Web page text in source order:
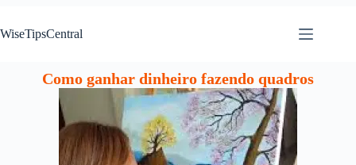
WiseTipsCentral
Como ganhar dinheiro fazendo quadros